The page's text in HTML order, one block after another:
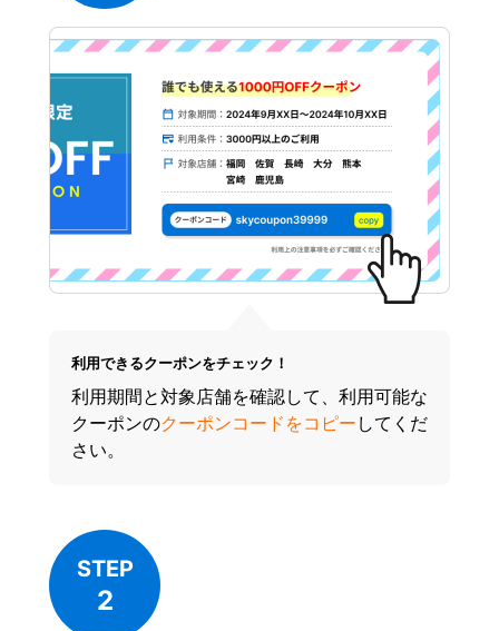
利用できるクーポンをチェック！
利用期間と対象店舗を確認して、利用可能な
クーポンのクーポンコードをコピー してくだ
さい。
STEP
2